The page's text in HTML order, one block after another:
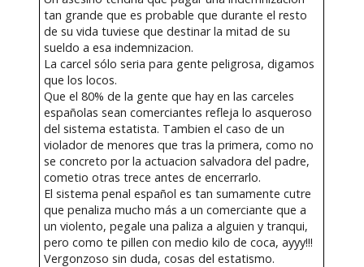
tan grande que es probable que durante el resto
de su vida tuviese que destinar la mitad de su
sueldo a esa indemnizacion.
La carcel sólo seria para gente peligrosa, digamos
que los locos.
Que el 80% de la gente que hay en las carceles
españolas sean comerciantes refleja lo asqueroso
del sistema estatista. Tambien el caso de un
violador de menores que tras la primera, como no
se concreto por la actuacion salvadora del padre,
cometio otras trece antes de encerrarlo.
El sistema penal español es tan sumamente cutre
que penaliza mucho más a un comerciante que a
un violento, pegale una paliza a alguien y tranqui,
pero como te pillen con medio kilo de coca, ayyy!!!
Vergonzoso sin duda, cosas del estatismo.